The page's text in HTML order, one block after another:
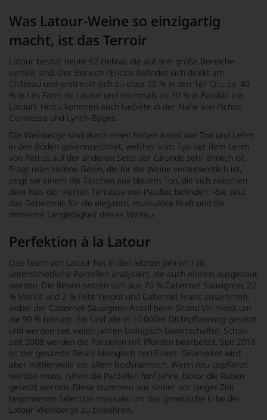
Was Latour-Weine so einzigartig
macht, ist das Terroir
Latour besitzt heute 92 Hektar, die auf drei große Bereiche
verteilt sind. Der Bereich l'Enclos befindet sich direkt am
Château und erstreckt sich zu etwa 30 % in den 1er Cru, ca. 40
% in Les Forts de Latour und nochmals zu 30 % in Pauillac (de
Latour). Hinzu kommen auch Gebiete in der Nähe von Pichon
Comtesse und Lynch-Bages.
Die Weinberge sind durch einen hohen Anteil von Ton und Lehm
in den Böden gekennzeichnet, welcher vom Typ her dem Lehm
von Pétrus auf der anderen Seite der Gironde sehr ähnlich ist.
Fragt man Hélène Génin, die für die Weine verantwortlich ist,
zeigt sie einem die Taschen aus blauem Ton, die sich zwischen
dem Kies der vierten Terrasse von Pauillac befinden. »Sie sind
das Geheimnis für die elegante, muskulöse Kraft und die
immense Langlebigkeit dieses Weins.«
Perfektion à la Latour
Das Team von Latour hat in den letzten Jahren 138
unterschiedliche Parzellen analysiert, die auch einzeln ausgebaut
werden. Die Reben setzen sich aus 76 % Cabernet Sauvignon, 22
% Merlot und 2 % Petit Verdot und Cabernet Franc zusammen,
wobei der Cabernet-Sauvignon-Anteil beim Grand Vin meist um
die 90 % beträgt. Sie sind alle in 10.000er Dichtpflanzung gesetzt
und werden seit vielen Jahren biologisch bewirtschaftet. Schon
seit 2008 werden die Parzellen mit Pferden bearbeitet. Seit 2018
ist der gesamte Besitz biologisch zertifiziert. Gearbeitet wird
aber mittlerweile vor allem biodynamisch. Wenn neu gepflanzt
werden muss, ruhen die Parzellen fünf Jahre, bevor die Reben
gesetzt werden. Diese stammen aus seiner vor langer Zeit
begonnenen Sélection massale , um das genetische Erbe der
Latour-Weinberge zu bewahren.